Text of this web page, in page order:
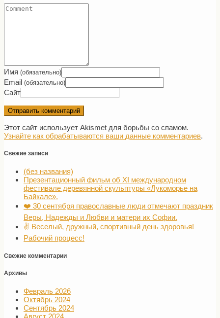
Имя (обязательно)
Email (обязательно)
Сайт
Этот сайт использует Akismet для борьбы со спамом.
Узнайте как обрабатываются ваши данные комментариев.
Свежие записи
(без названия)
Презентационный фильм об XI международном
фестивале деревянной скульптуры «Лукоморье на
Байкале».
❤️ 30 сентября православные люди отмечают праздник
Веры, Надежды и Любви и матери их Софии.
✌️ Веселый, дружный, спортивный день здоровья!
Рабочий процесс!
Свежие комментарии
Архивы
Февраль 2026
Октябрь 2024
Сентябрь 2024
Август 2024